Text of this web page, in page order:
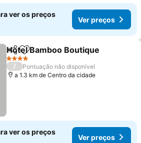
ver os preços
Ver preços
PartilharAdicionar aos favoritos
Hotel Bamboo Boutique
4 Estrelas
/
Pontuação não disponível
a 1.3 km de Centro da cidade
ver os preços
Ver preços